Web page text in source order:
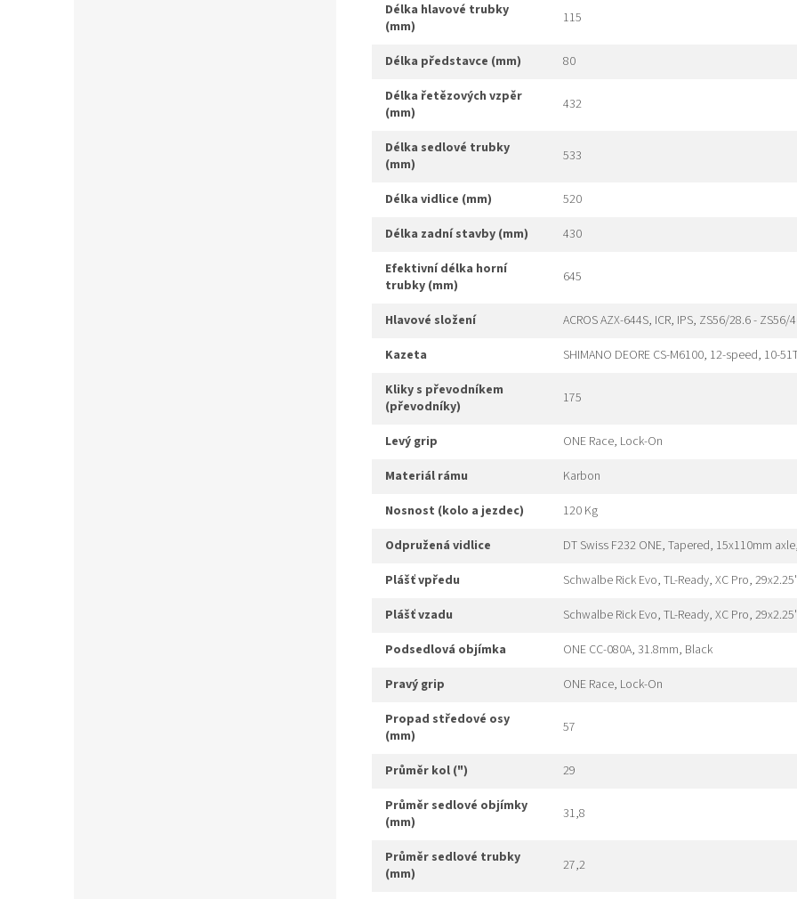
délka hlavové trubky
(mm)
115
délka představce (mm)
80
délka řetězových vzpěr
(mm)
432
délka sedlové trubky
(mm)
533
délka vidlice (mm)
520
délka zadní stavby (mm)
430
efektivní délka horní
trubky (mm)
645
hlavové složení
ACROS AZX-644S, ICR, IPS, ZS56/28.6 -
kazeta
SHIMANO DEORE CS-M6100, 12-speed, 10-
kliky s převodníkem
(převodníky)
175
levý grip
ONE Race, Lock-On
materiál rámu
Karbon
nosnost (kolo a jezdec)
120 Kg
odpružená vidlice
DT Swiss F232 ONE, Tapered, 15x110mm
plášť vpředu
Schwalbe Rick Evo, TL-Ready, XC Pro,
plášť vzadu
Schwalbe Rick Evo, TL-Ready, XC Pro,
podsedlová objímka
ONE CC-080A, 31.8mm, Black
pravý grip
ONE Race, Lock-On
propad středové osy
(mm)
57
průměr kol (")
29
průměr sedlové objímky
(mm)
31,8
průměr sedlové trubky
(mm)
27,2